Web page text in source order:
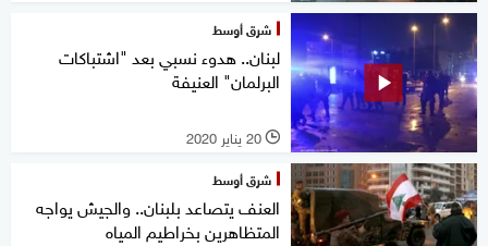
شرق أوسط
لبنان.. هدوء نسبي بعد "اشتباكات
البرلمان" العنيفة
l 20 يناير 2020
شرق أوسط
العنف يتصاعد بلبنان.. والجيش يواجه
المتظاهرين بخراطيم المياه